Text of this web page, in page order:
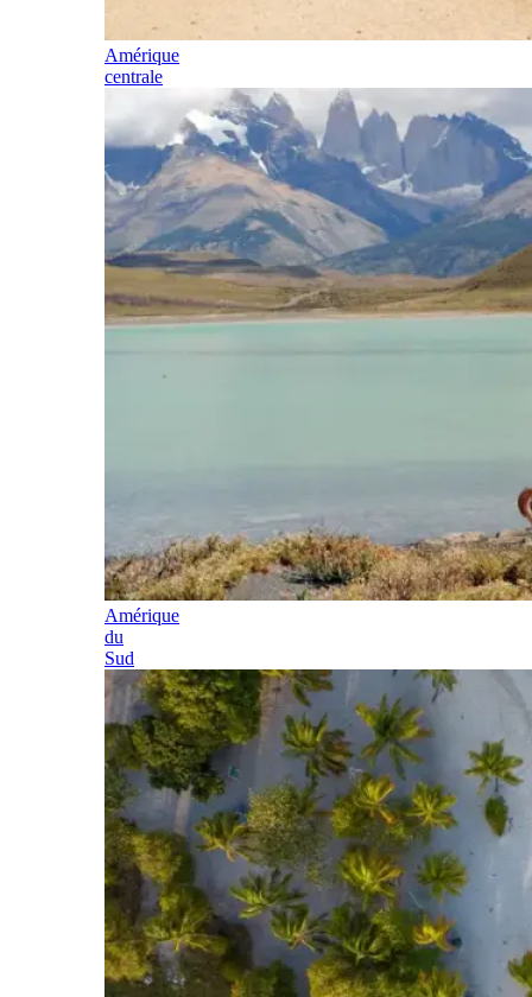
Amérique
centrale
Amérique
du
Sud